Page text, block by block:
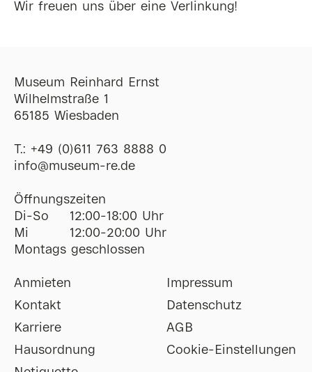
Wir freuen uns über eine Verlinkung!
Museum Reinhard Ernst
Wilhelmstraße 1
65185 Wiesbaden
T.: +49 (0)611 763 8888 0
ofni@museum-re de
Öffnungszeiten
Di-So
12:00-18:00 Uhr
Mi
12:00-20:00 Uhr
Montags geschlossen
Anmieten
Kontakt
Karriere
Hausordnung
Impressum
Datenschutz
AGB
Cookie-Einstellungen